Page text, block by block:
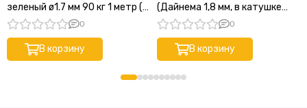
зеленый ø1.7 мм 90 кг 1 метр (в
катушке 50 м)
0
В корзину
(Дайнема 1,8 мм, в катушке
400 м, нагрузка 180 кг, черно-
белый, цена за 1м)
0
В корзину